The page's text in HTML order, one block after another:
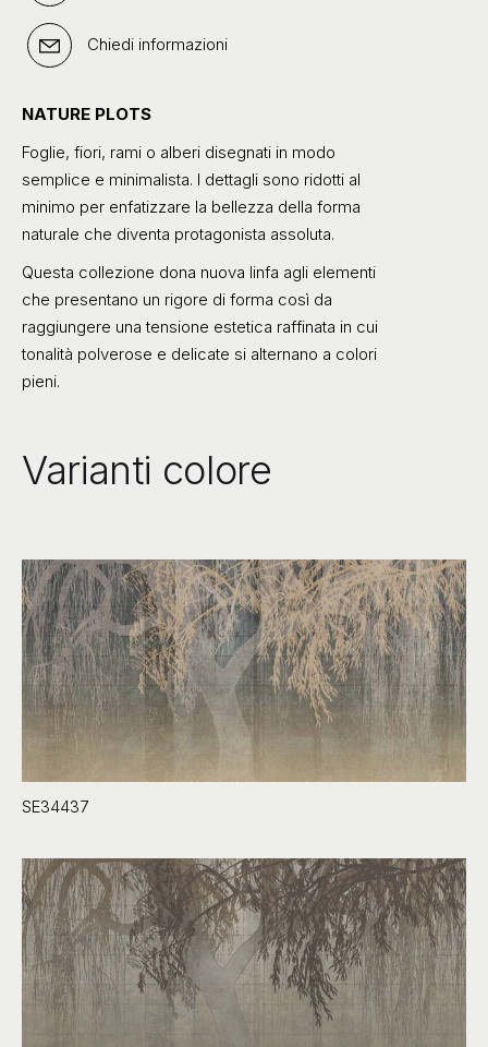
Chiedi informazioni
NATURE PLOTS
Foglie, fiori, rami o alberi disegnati in modo
semplice e minimalista. I dettagli sono ridotti al
minimo per enfatizzare la bellezza della forma
naturale che diventa protagonista assoluta.
Questa collezione dona nuova linfa agli elementi
che presentano un rigore di forma così da
raggiungere una tensione estetica raffinata in cui
tonalità polverose e delicate si alternano a colori
pieni.
Varianti colore
SE34437